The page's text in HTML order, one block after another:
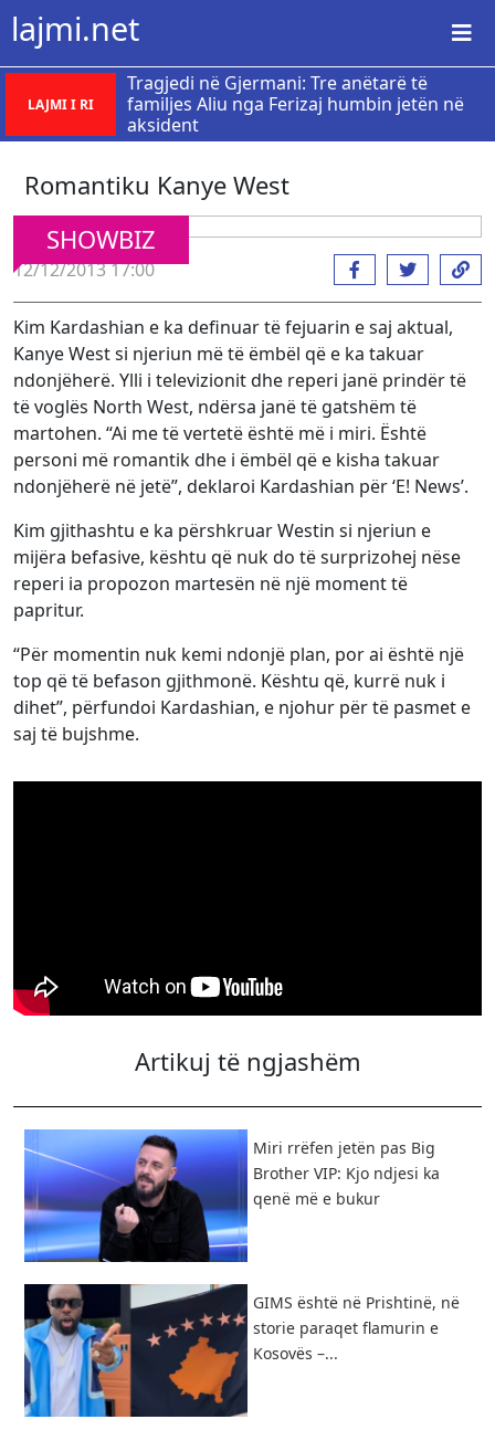
lajmi.net
LAJMI I RI
Tragjedi në Gjermani: Tre anëtarë të
familjes Aliu nga Ferizaj humbin jetën në
aksident
Romantiku Kanye West
SHOWBIZ
12/12/2013 17:00
Kim Kardashian e ka definuar të fejuarin e saj aktual,
Kanye West si njeriun më të ëmbël që e ka takuar
ndonjëherë. Ylli i televizionit dhe reperi janë prindër të
të voglës North West, ndërsa janë të gatshëm të
martohen. “Ai me të vertetë është më i miri. Është
personi më romantik dhe i ëmbël që e kisha takuar
ndonjëherë në jetë”, deklaroi Kardashian për ‘E! News’.
Kim gjithashtu e ka përshkruar Westin si njeriun e
mijëra befasive, kështu që nuk do të surprizohej nëse
reperi ia propozon martesën në një moment të
papritur.
“Për momentin nuk kemi ndonjë plan, por ai është një
top që të befason gjithmonë. Kështu që, kurrë nuk i
dihet”, përfundoi Kardashian, e njohur për të pasmet e
saj të bujshme.
Artikuj të ngjashëm
Miri rrëfen jetën pas Big
Brother VIP: Kjo ndjesi ka
qenë më e bukur
GIMS është në Prishtinë, në
storie paraqet flamurin e
Kosovës –...